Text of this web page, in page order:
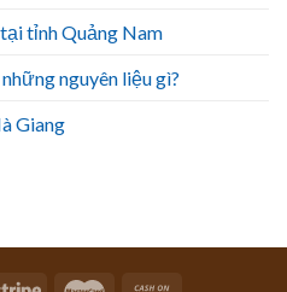
tỉnh Quảng Nam
nguyên liệu gì?
Giang